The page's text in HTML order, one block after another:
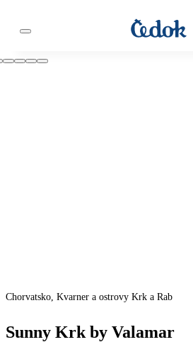
Chorvatsko, Kvarner a ostrovy Krk a Rab
Sunny Krk by Valamar